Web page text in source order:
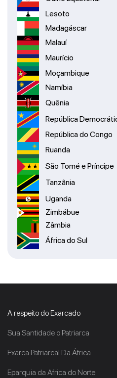
Lesoto
Madagáscar
Malauí
Maurício
Moçambique
Namíbia
Quênia
República
República do Congo
Ruanda
São Tomé e Príncipe
Tanzânia
Uganda
Zimbábue
Zâmbia
África do Sul
A respeito do Exarcado
Sua Santidade o Patriarca
Exarca Patriarcal Da África
Eparquia da Africa do Norte